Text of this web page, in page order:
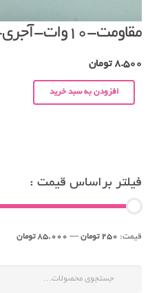
مقاومت-۱۰وات-آجری-۱٫۲کیلو-اهم.
8.500 تومان
افزودن به سبد خرید
فیلتر براساس قیمت :
قيمت: 250 تومان — 85.000 تومان